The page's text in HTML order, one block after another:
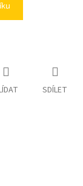
SDÍLET